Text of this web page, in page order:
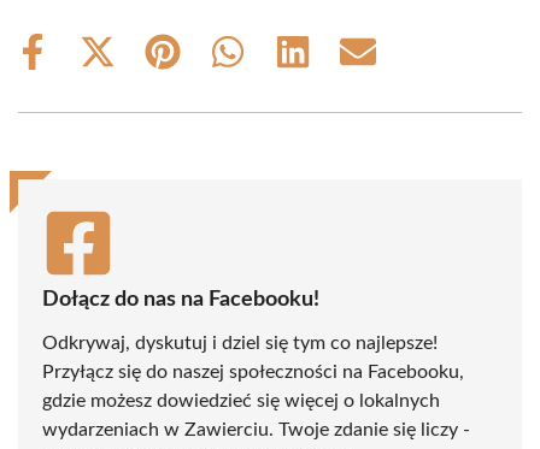
Share
Share
(Twitter)
Share
Share
Share
Share
Dołącz do nas na Facebooku!
Odkrywaj, dyskutuj i dziel się tym co najlepsze!
Przyłącz się do naszej społeczności na Facebooku,
gdzie możesz dowiedzieć się więcej o lokalnych
wydarzeniach w Zawierciu. Twoje zdanie się liczy -